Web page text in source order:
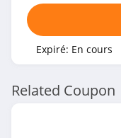
Expiré: En cours
Related Coupon